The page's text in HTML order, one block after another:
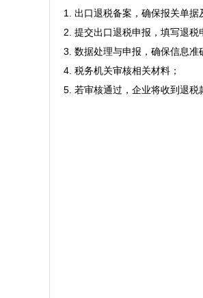
1. 出口退税备案，确保报关单据
2. 提交出口退税申报，填写退税
3. 数据处理与申报，确保信息准
4. 税务机关审核相关材料；
5. 若审核通过，企业将收到退税